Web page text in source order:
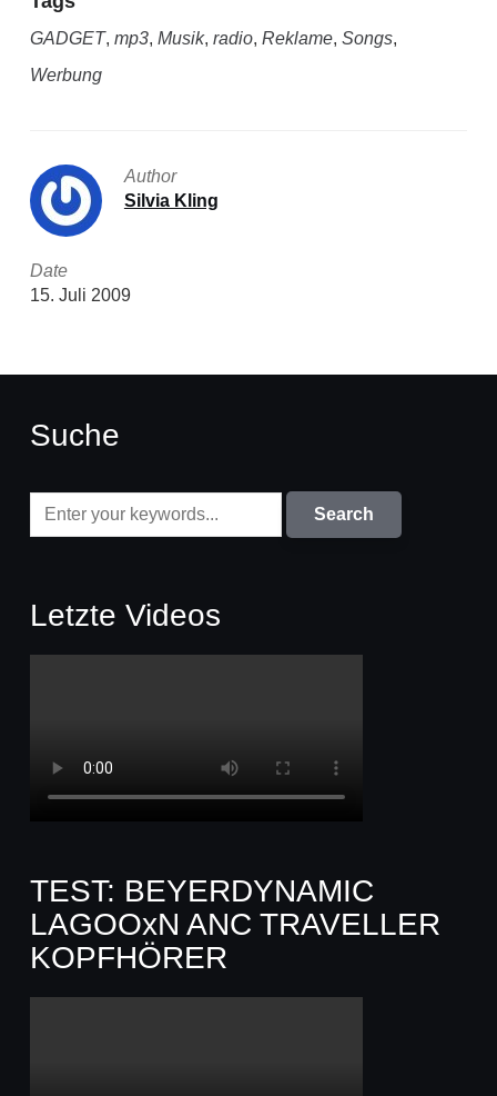
GADGET, mp3, Musik, radio, Reklame, Songs,
Werbung
Author
Silvia Kling
Date
15. Juli 2009
Suche
Letzte Videos
TEST: BEYERDYNAMIC
LAGOOxN ANC TRAVELLER
KOPFHÖRER